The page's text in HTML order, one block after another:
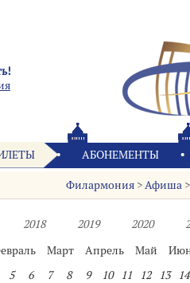
АБОНЕМЕНТЫ
Филармония>Афиша>
2018 2019 2020
Март Апрель Май
5 6 7 8 9 10 11 12 13 14